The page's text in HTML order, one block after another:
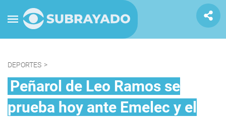
DEPORTES >
Peñarol de Leo Ramos se
prueba hoy ante Emelec y el